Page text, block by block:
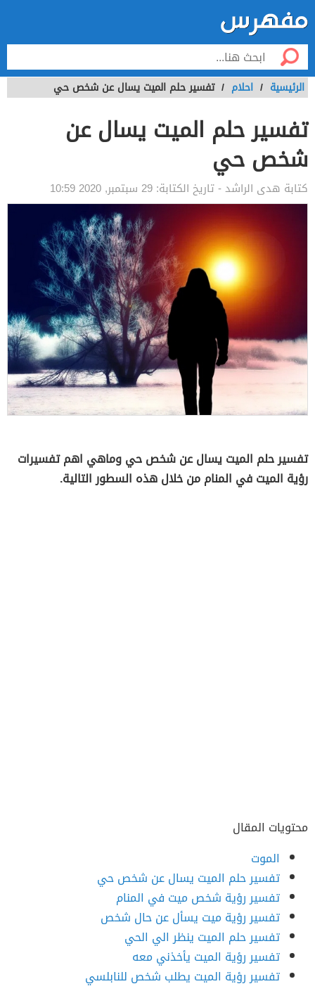
الرئيسية / احلام / تفسير حلم الميت يسال عن شخص حي
تفسير حلم الميت يسال عن
شخص حي
كتابة هدى الراشد- تاريخ الكتابة: 29 سبتمبر, 2020 10:59
تفسير حلم الميت يسال عن شخص حي وماهي اهم تفسيرات
رؤية الميت في المنام من خلال هذه السطور التالية.
محتويات المقال
الموت
تفسير حلم الميت يسال عن شخص حي
تفسير رؤية شخص ميت في المنام
تفسير رؤية ميت يسأل عن حال شخص
تفسير حلم الميت ينظر الي الحي
تفسير رؤية الميت يأخذني معه
تفسير رؤية الميت يطلب شخص للنابلسي